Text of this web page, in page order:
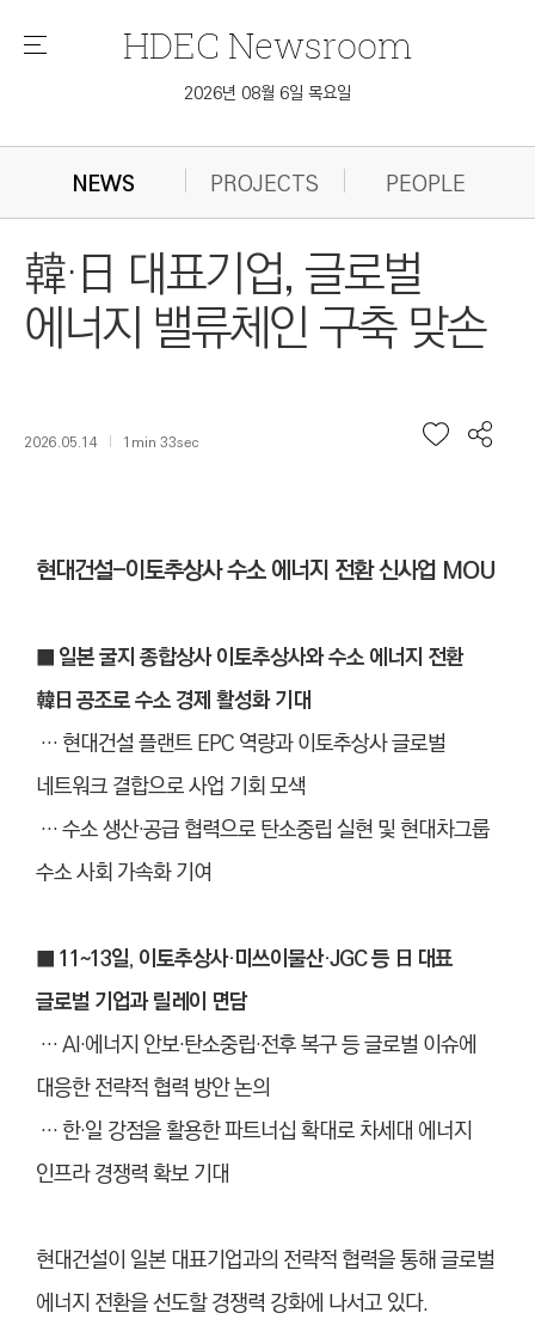
메
HDEC Newsroom
2026년 08월 6일 목요일
NEWS PROJECTS PEOPLE
韓·日 대표기업, 글로벌
에너지 밸류체인 구축 맞손
2026.05.14 1min 33sec
현대건설-이토추상사 수소 에너지 전환 신사업 MOU
■ 일본 굴지 종합상사 이토추상사와 수소 에너지 전환
韓日 공조로 수소 경제 활성화 기대
… 현대건설 플랜트 EPC 역량과 이토추상사 글로벌
네트워크 결합으로 사업 기회 모색
… 수소 생산·공급 협력으로 탄소중립 실현 및 현대차그룹
수소 사회 가속화 기여
■ 11~13일, 이토추상사·미쓰이물산·JGC 등 日 대표
글로벌 기업과 릴레이 면담
… AI·에너지 안보·탄소중립·전후 복구 등 글로벌 이슈에
대응한 전략적 협력 방안 논의
… 한·일 강점을 활용한 파트너십 확대로 차세대 에너지
인프라 경쟁력 확보 기대
현대건설이 일본 대표기업과의 전략적 협력을 통해 글로벌
에너지 전환을 선도할 경쟁력 강화에 나서고 있다.